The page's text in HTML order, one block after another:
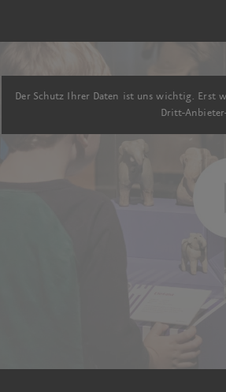
Der Schutz Ihrer Daten ist uns wichtig. Erst
Dritt-